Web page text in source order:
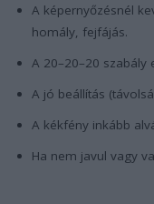
A képernyőzésnél
homály, fejfájás.
A 20–20–20
A jó beállítás
A kékfény inkább
Ha nem javul vagy